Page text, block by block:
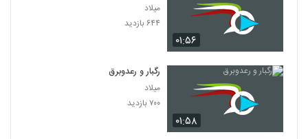
۰۱:۵۶
میلاد
۶۴۴ بازدید
۰۱:۵۸
رگبار و رعدوبرق
میلاد
۷۰۰ بازدید